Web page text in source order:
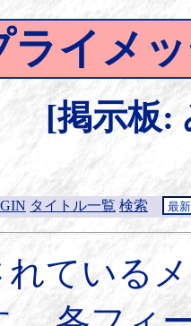
ライメ
[掲示板:
タイトル一覧 検索
れている